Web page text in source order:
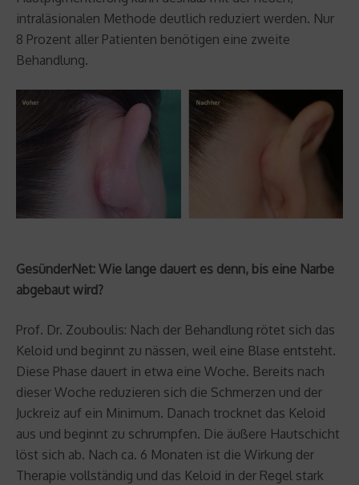
intraläsionalen Methode deutlich reduziert werden. Nur
8 Prozent aller Patienten benötigen eine zweite
Behandlung.
GesünderNet: Wie lange dauert es denn, bis eine Narbe
abgebaut wird?
Prof. Dr. Zouboulis: Nach der Behandlung rötet sich das
Keloid und beginnt zu nässen, weil eine Blase entsteht.
Diese Phase dauert in etwa eine Woche. Bereits nach
dieser Woche reduzieren sich die Schmerzen und der
Juckreiz auf ein Minimum. Danach trocknet das Keloid
aus und beginnt zu schrumpfen. Die äußere Hautschicht
löst sich ab. Nach ca. 6 Monaten ist die Wirkung der
Therapie vollständig und das Keloid in der Regel stark